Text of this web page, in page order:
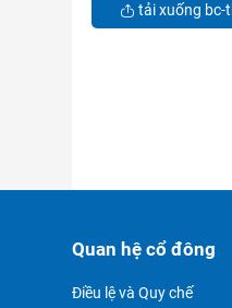
tải xuống bc-
Quan hệ cổ đông
Điều lệ và Quy chế